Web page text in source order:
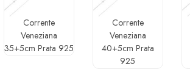
Corrente
Veneziana
35+5cm Prata 925
Corrente
Veneziana
40+5cm Prata
925